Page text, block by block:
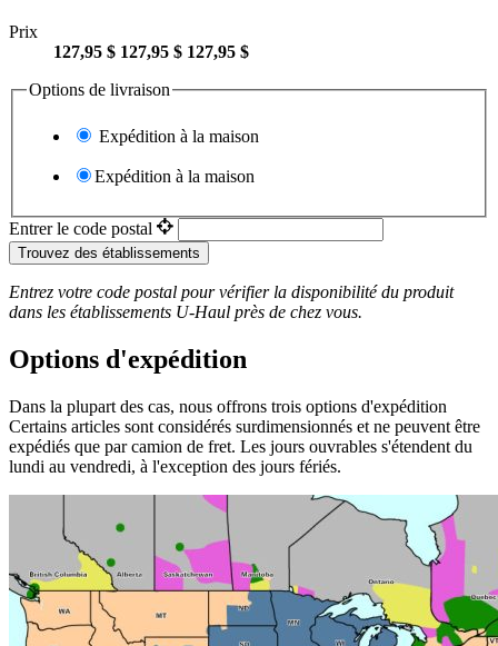
Prix
127,95 $ 127,95 $ 127,95 $
Options de livraison
Expédition à la maison
Expédition à la maison
Entrer le code postal
Trouvez des établissements
Entrez votre code postal pour vérifier la disponibilité du produit
dans les établissements U-Haul près de chez vous.
Options d'expédition
Dans la plupart des cas, nous offrons trois options d'expédition
Certains articles sont considérés surdimensionnés et ne peuvent être
expédiés que par camion de fret. Les jours ouvrables s'étendent du
lundi au vendredi, à l'exception des jours fériés.